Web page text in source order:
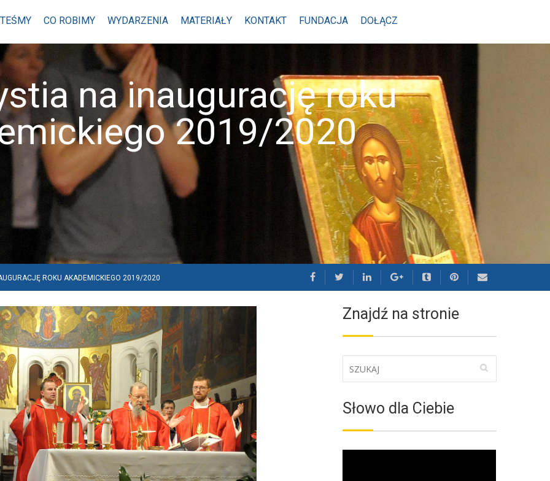
CO ROBIMY WYDARZENIA MATERIAŁY KONTAKT FUNDACJA DOŁĄCZ
na inaugurację roku
2019/2020
ROKU AKADEMICKIEGO 2019/2020
Znajdź na stronie
Słowo dla Ciebie